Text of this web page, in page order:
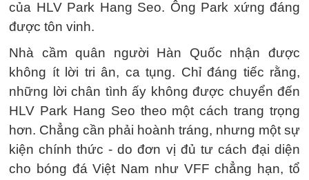
của HLV Park Hang Seo. Ông Park xứng đáng
được tôn vinh.
Nhà cầm quân người Hàn Quốc nhận được
không ít lời tri ân, ca tụng. Chỉ đáng tiếc rằng,
những lời chân tình ấy không được chuyển đến
HLV Park Hang Seo theo một cách trang trọng
hơn. Chẳng cần phải hoành tráng, nhưng một sự
kiện chính thức - do đơn vị đủ tư cách đại diện
cho bóng đá Việt Nam như VFF chẳng hạn, tổ